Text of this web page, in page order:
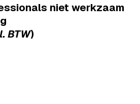
niet werkzaam
BTW)